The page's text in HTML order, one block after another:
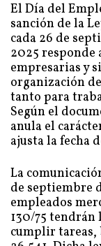
El Día del
sanción de la
cada 26 de
2025 responde
empresarias y
organización
tanto para
Según el
anula el
ajusta la fecha
La
de septiembre
empleados
130/75 tendrán
cumplir tareas,